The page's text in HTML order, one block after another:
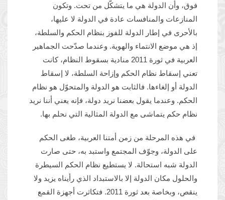
فوق، وأن الدولة هي ما يتشكّل من تحت. وتكون
المنازعات والمنافسات عادة في الدولة لا عليها،
بالأحرى في إطار الدولة للفوز بنظام الحكم والسلطة،
إذ هي موضع الانتماء والهوية. وعندما صدّحت الجماهير
العربية في ثورة 2011 منادية بسقوط النظام، كانت
تعني إسقاط نظام الحكم وإزاحة السلطة، لا إسقاط
الدولة أو إلغاءها. فالثابت هو الدولة والمتحوّل هو نظام
الحكم. وعندما يقول بعضنا نريد دولة، فإنه يعني أننا نريد
نظام حكم يتماشى مع الدولة المثالية التي نحلم بها.
في هذه المرحلة من زمن أمتنا العربية، طغى الحكم
على الدولة، وجوّف المجتمع واستبد به، حتى صارت
الدولة شبه استحالة. لا يستطيع نظام الحكم السيطرة
والحلول مكان الدولة إلا بالاستبداد الذي رأيناه يزيد ولا
ينقص، وبخاصة بعد ثورة 2011. فتكاثرت أجهزة القمع